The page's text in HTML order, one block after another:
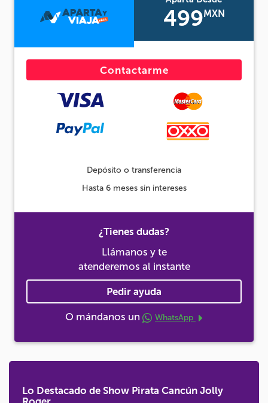
499MXN
Contactarme
Depósito o transferencia
Hasta 6 meses sin intereses
¿Tienes dudas?
Llámanos y te
atenderemos al instante
Pedir ayuda
O mándanos un WhatsApp
Lo Destacado de Show Pirata Cancún Jolly